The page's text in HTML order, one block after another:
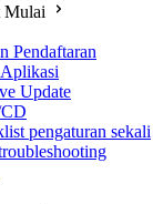
Mulai
Pendaftaran
Update
pengaturan sekali